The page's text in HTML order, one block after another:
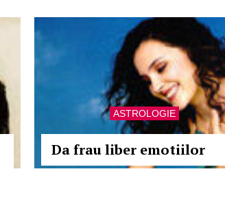
ASTROLOGIE
Da frau liber emotiilor